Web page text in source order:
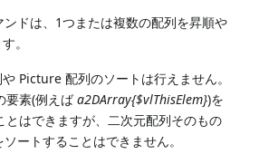
ンドは、1つまたは複数の配列を昇順や
。
Picture 配列のソートは行えません。
要素(例えばa2DArray{$vlThisElem})を
とはできますが、二次元配列そのもの
ソートすることはできません。